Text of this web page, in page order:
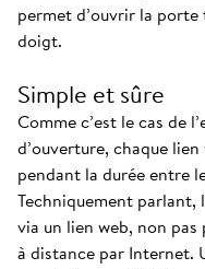
permet d’ouvrir la
doigt.
Simple et sûre
Comme c’est le cas de
d’ouverture, chaque
pendant la durée entre
Techniquement parlant,
via un lien web, non
à distance par Internet.